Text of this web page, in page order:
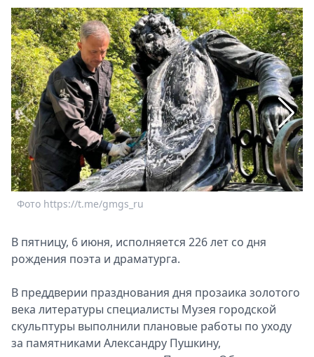
Книги
Выставки
Пресс-
релизы
О
Metro
Стримы
Спецпроекты
Звезды
Выборы
2026
Metro
Фото https://t.me/gmgs_ru
В пятницу, 6 июня, исполняется 226 лет со дня
рождения поэта и драматурга.
В преддверии празднования дня прозаика золотого
века литературы специалисты Музея городской
скульптуры выполнили плановые работы по уходу
за памятниками Александру Пушкину,